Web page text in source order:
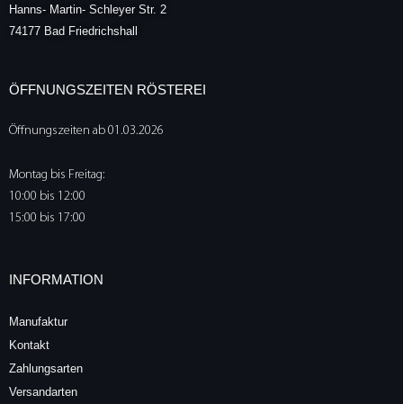
Hanns- Martin- Schleyer Str. 2
74177 Bad Friedrichshall
ÖFFNUNGSZEITEN RÖSTEREI
Öffnungszeiten ab 01.03.2026
Montag bis Freitag:
10:00 bis 12:00
15:00 bis 17:00
INFORMATION
Manufaktur
Kontakt
Zahlungsarten
Versandarten